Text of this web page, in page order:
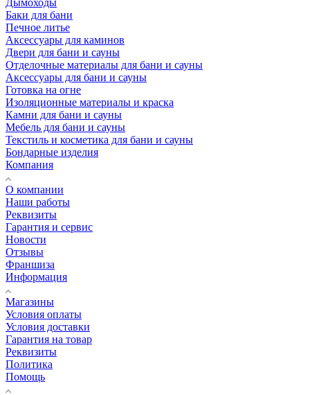
Дымоходы
Баки для бани
Печное литье
Аксессуары для каминов
Двери для бани и сауны
Отделочные материалы для бани и сауны
Аксессуары для бани и сауны
Готовка на огне
Изоляционные материалы и краска
Камни для бани и сауны
Мебель для бани и сауны
Текстиль и косметика для бани и сауны
Бондарные изделия
Компания
О компании
Наши работы
Реквизиты
Гарантия и сервис
Новости
Отзывы
Франшиза
Информация
Магазины
Условия оплаты
Условия доставки
Гарантия на товар
Реквизиты
Политика
Помощь